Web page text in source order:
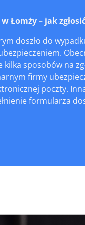
Łomży – jak
doszło do
sposobów na
firmy
poczty.
formularza